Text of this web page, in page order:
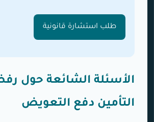
طلب استشارة قانونية
الأسئلة الشائعة حول
التأمين دفع التعويض